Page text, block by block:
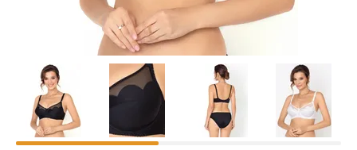
Предпросмотр
фотографий